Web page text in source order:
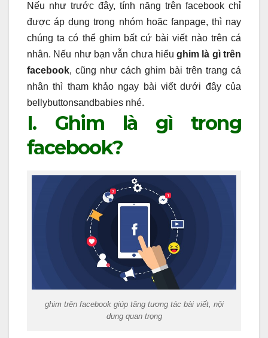
Nếu như trước đây, tính năng trên facebook chỉ
được áp dụng trong nhóm hoặc fanpage, thì nay
chúng ta có thể ghim bất cứ bài viết nào trên cá
nhân. Nếu như bạn vẫn chưa hiểughim là gì trên
facebook, cũng như cách ghim bài trên trang cá
nhân thì tham khảo ngay bài viết dưới đây của
bellybuttonsandbabies nhé.
I. Ghim là gì trong
facebook?
ghim trên facebook giúp tăng tương tác bài viết, nội
dung quan trọng